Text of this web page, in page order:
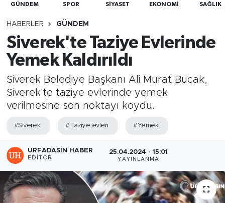
GÜNDEM SPOR SİYASET EKONOMİ SAĞLIK
HABERLER GÜNDEM
Siverek'te Taziye Evlerinde
Yemek Kaldırıldı
Siverek Belediye Başkanı Ali Murat Bucak,
Siverek'te taziye evlerinde yemek
verilmesine son noktayı koydu.
#Siverek #Taziye evleri #Yemek
URFADASIN HABER
EDITÖR
25.04.2024 - 15:01
YAYINLANMA
SPOR
SAĞLIK
TEKNOLOJİ
OTOMOBİL
Trafik Durumu
Süper Lig Puan Durumu ve Fikstür
Tüm Manşetler
Son Dakika Haberleri
Haber Arşivi